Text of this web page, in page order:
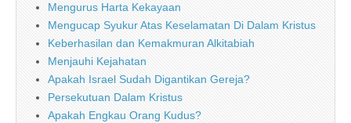
Mengurus Harta Kekayaan
Mengucap Syukur Atas Keselamatan Di Dalam Kristus
Keberhasilan dan Kemakmuran Alkitabiah
Menjauhi Kejahatan
Apakah Israel Sudah Digantikan Gereja?
Persekutuan Dalam Kristus
Apakah Engkau Orang Kudus?